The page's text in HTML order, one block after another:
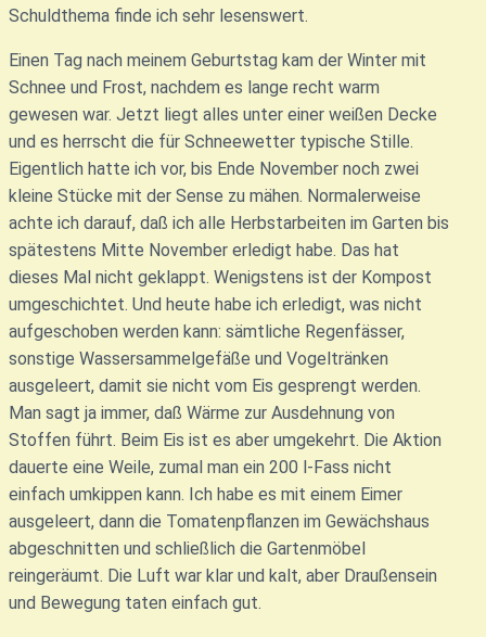
Schuldthema finde ich sehr lesenswert.
Einen Tag nach meinem Geburtstag kam der Winter mit
Schnee und Frost, nachdem es lange recht warm
gewesen war. Jetzt liegt alles unter einer weißen Decke
und es herrscht die für Schneewetter typische Stille.
Eigentlich hatte ich vor, bis Ende November noch zwei
kleine Stücke mit der Sense zu mähen. Normalerweise
achte ich darauf, daß ich alle Herbstarbeiten im Garten bis
spätestens Mitte November erledigt habe. Das hat
dieses Mal nicht geklappt. Wenigstens ist der Kompost
umgeschichtet. Und heute habe ich erledigt, was nicht
aufgeschoben werden kann: sämtliche Regenfässer,
sonstige Wassersammelgefäße und Vogeltränken
ausgeleert, damit sie nicht vom Eis gesprengt werden.
Man sagt ja immer, daß Wärme zur Ausdehnung von
Stoffen führt. Beim Eis ist es aber umgekehrt. Die Aktion
dauerte eine Weile, zumal man ein 200 l-Fass nicht
einfach umkippen kann. Ich habe es mit einem Eimer
ausgeleert, dann die Tomatenpflanzen im Gewächshaus
abgeschnitten und schließlich die Gartenmöbel
reingeräumt. Die Luft war klar und kalt, aber Draußensein
und Bewegung taten einfach gut.